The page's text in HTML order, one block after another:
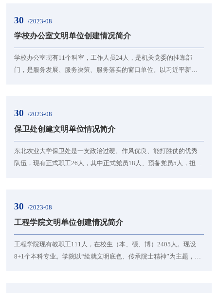
视组织“三会一课”，坚持每月召开一次党员大会，两次的主题党日，
两次集中学习。2.强化队伍建设、发挥模范作用...
30 /2023-08
学校办公室文明单位创建情况简介
学校办公室现有11个科室，工作人员24人，是机关党委的挂靠部
门，是服务发展、服务决策、服务落实的窗口单位。以习近平新时
习，教育引导党员干部严守政治纪律和政治规...
30 /2023-08
保卫处创建文明单位情况简介
东北农业大学保卫处是一支政治过硬、作风优良、能打胜仗的优秀
队伍，现有正式职工26人，其中正式党员18人、预备党员5人，担负
会颁发的“先进基层党组织”称号。保卫处紧紧围绕学校的中心工作，
以创建服务型处室为目标，以保证学校发展...
30 /2023-08
工程学院文明单位创建情况简介
工程学院现有教职工111人，在校生（本、硕、博）2405人。现设
8+1个本科专业。学院以“绘就文明底色、传承院士精神”为主题，积